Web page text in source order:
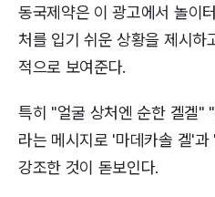
동국제약은 이 광고에서 놀이
처를 입기 쉬운 상황을 제시하
적으로 보여준다.
특히 "얼굴 상처엔 순한 겔겔"
라는 메시지로 '마데카솔 겔'
강조한 것이 돋보인다.